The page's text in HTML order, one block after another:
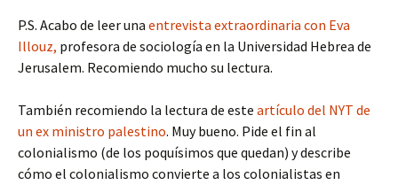
P.S. Acabo de leer una entrevista extraordinaria con Eva
Illouz, profesora de sociología en la Universidad Hebrea de
Jerusalem. Recomiendo mucho su lectura.
También recomiendo la lectura de este artículo del NYT de
un ex ministro palestino. Muy bueno. Pide el fin al
colonialismo (de los poquísimos que quedan) y describe
cómo el colonialismo convierte a los colonialistas en